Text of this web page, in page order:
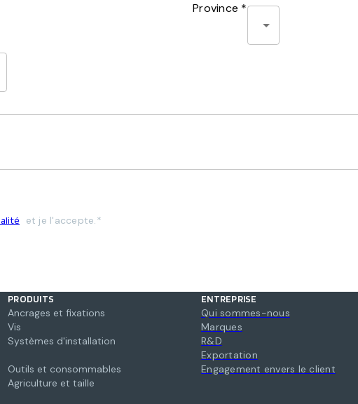
Province *
et je l'accepte.*
PRODUITS
Ancrages et fixations
Vis
Systèmes d'installation
Outils et consommables
Agriculture et taille
ENTREPRISE
Qui sommes-nous
Marques
R&D
Exportation
Engagement envers le client